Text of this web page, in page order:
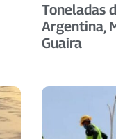
Toneladas
Argentina,
Guaira